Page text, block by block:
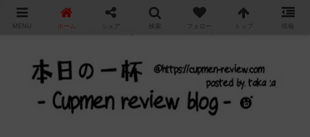
カップ麺の新商品をレビュー / アレンジするブログ
MENU ホーム シェア 検索 フォロー トップ 情報